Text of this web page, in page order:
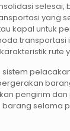
selesai,
yang
kapal untuk
transportasi
rute
pengirim
selama